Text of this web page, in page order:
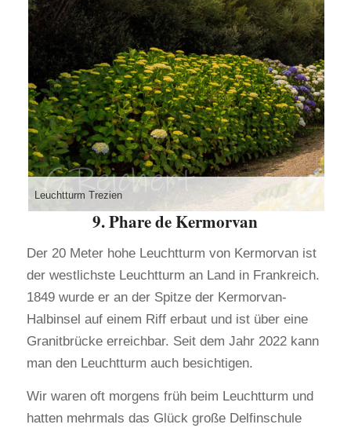
Leuchtturm Trezien
9. Phare de Kermorvan
Der 20 Meter hohe Leuchtturm von Kermorvan ist
der westlichste Leuchtturm an Land in Frankreich.
1849 wurde er an der Spitze der Kermorvan-
Halbinsel auf einem Riff erbaut und ist über eine
Granitbrücke erreichbar. Seit dem Jahr 2022 kann
man den Leuchtturm auch besichtigen.
Wir waren oft morgens früh beim Leuchtturm und
hatten mehrmals das Glück große Delfinschule